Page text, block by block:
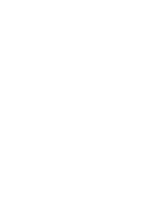
veřejné parkoviště* (ve vzdálenosti 1,5 km),
vstupní místnost s palandou, sociální zařízení s
2 osoby (možno i typ "šuplík"), vstupní místnost